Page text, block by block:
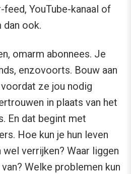
YouTube-kanaal of
ook.
omarm abonnees. Je
enzovoorts. Bouw aan
ze jou nodig
in plaats van het
En dat begint met
Hoe kun je hun leven
wel verrijken? Waar liggen
Welke problemen kun